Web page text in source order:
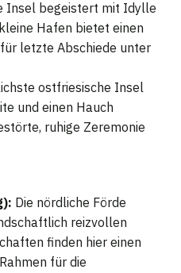
Insel begeistert mit Idylle
Hafen bietet einen
letzte Abschiede unter
ostfriesische Insel
und einen Hauch
ruhige Zeremonie
Die nördliche Förde
reizvollen
finden hier einen
für die